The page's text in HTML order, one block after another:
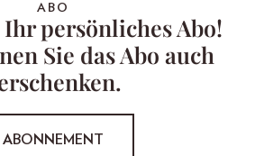
ABO
persönliches Abo!
Sie das Abo auch
ABONNEMENT